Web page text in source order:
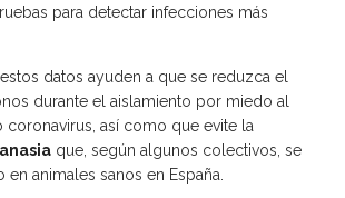
para detectar infecciones más
datos ayuden a que se reduzca el
durante el aislamiento por miedo al
coronavirus, así como que evite la
que, según algunos colectivos, se
en animales sanos en España.